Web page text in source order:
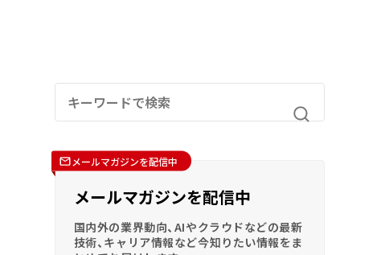
メールマガジンを配信中
メールマガジンを配信中
国内外の業界動向、AIやクラウドなどの最新
技術、キャリア情報など今知りたい情報をま